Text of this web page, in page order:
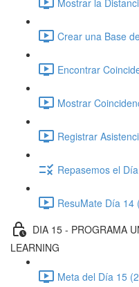
Crear una Base
Encontrar
Mostrar
Registrar
Repasemos el
ResuMate Día 14
DIA 15 - PROGRAMA
LEARNING
Meta del Día 15